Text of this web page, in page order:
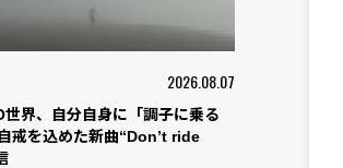
2026.08.07
世界、自分自身に「調子に乗る
戒を込めた新曲“Don’t ride